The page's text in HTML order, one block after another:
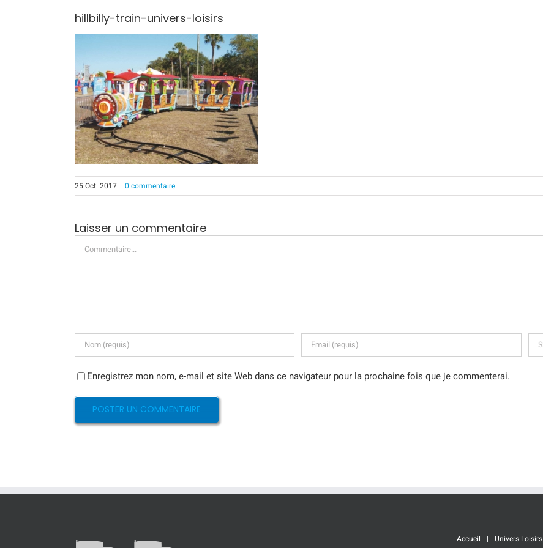
hillbilly-train-univers-loisirs
25 Oct. 2017 | 0 commentaire
Laisser un commentaire
Enregistrez mon nom, e-mail et site Web dans ce navigateur pour la prochaine fois que je commenterai.
Accueil Univers Loisirs